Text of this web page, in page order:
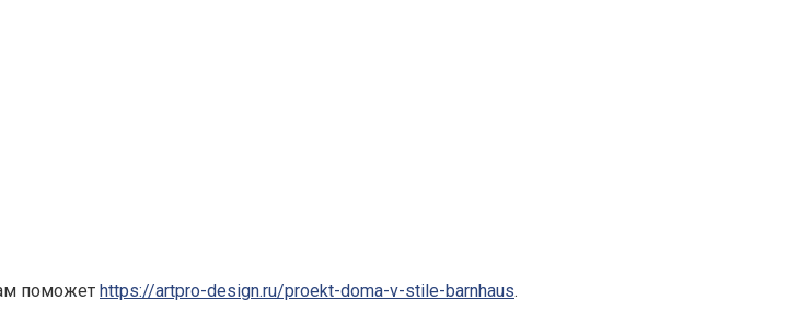
поможет https://artpro-design.ru/proekt-doma-v-stile-barnhaus.